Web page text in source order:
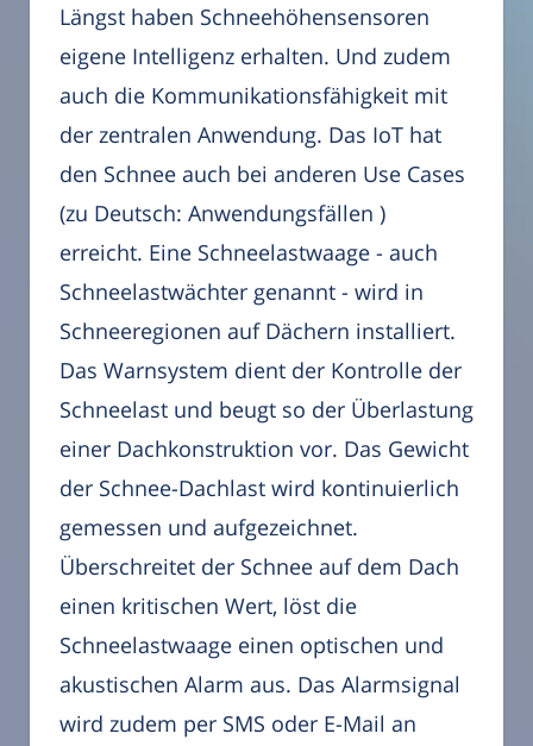
Längst haben Schneehöhensensoren
eigene Intelligenz erhalten. Und zudem
auch die Kommunikationsfähigkeit mit
der zentralen Anwendung. Das IoT hat
den Schnee auch bei anderen Use Cases
(zu Deutsch: Anwendungsfällen )
erreicht. Eine Schneelastwaage - auch
Schneelastwächter genannt - wird in
Schneeregionen auf Dächern installiert.
Das Warnsystem dient der Kontrolle der
Schneelast und beugt so der Überlastung
einer Dachkonstruktion vor. Das Gewicht
der Schnee-Dachlast wird kontinuierlich
gemessen und aufgezeichnet.
Überschreitet der Schnee auf dem Dach
einen kritischen Wert, löst die
Schneelastwaage einen optischen und
akustischen Alarm aus. Das Alarmsignal
wird zudem per SMS oder E-Mail an